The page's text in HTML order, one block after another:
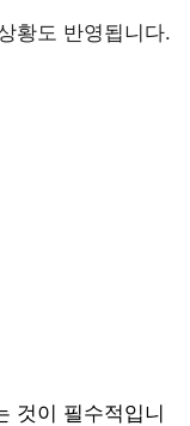
황도 반영됩니다.
것이 필수적입니